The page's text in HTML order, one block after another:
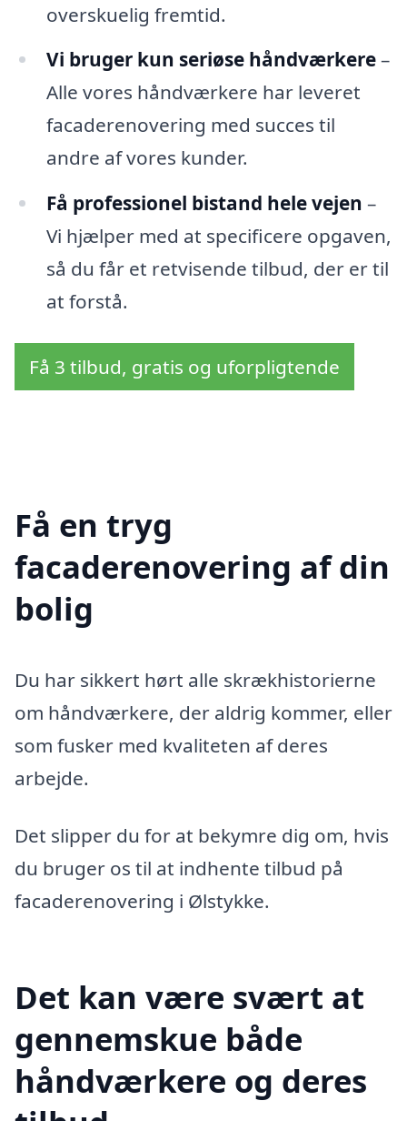
overskuelig fremtid.
Vi bruger kun seriøse håndværkere–
Alle vores håndværkere har leveret
facaderenovering med succes til
andre af vores kunder.
Få professionel bistand hele vejen –
Vi hjælper med at specificere opgaven,
så du får et retvisende tilbud, der er til
at forstå.
Få 3 tilbud, gratis og uforpligtende
Få en tryg
facaderenovering af din
bolig
Du har sikkert hørt alle skrækhistorierne
om håndværkere, der aldrig kommer, eller
som fusker med kvaliteten af deres
arbejde.
Det slipper du for at bekymre dig om, hvis
du bruger os til at indhente tilbud på
facaderenovering i Ølstykke.
Det kan være svært at
gennemskue både
håndværkere og deres